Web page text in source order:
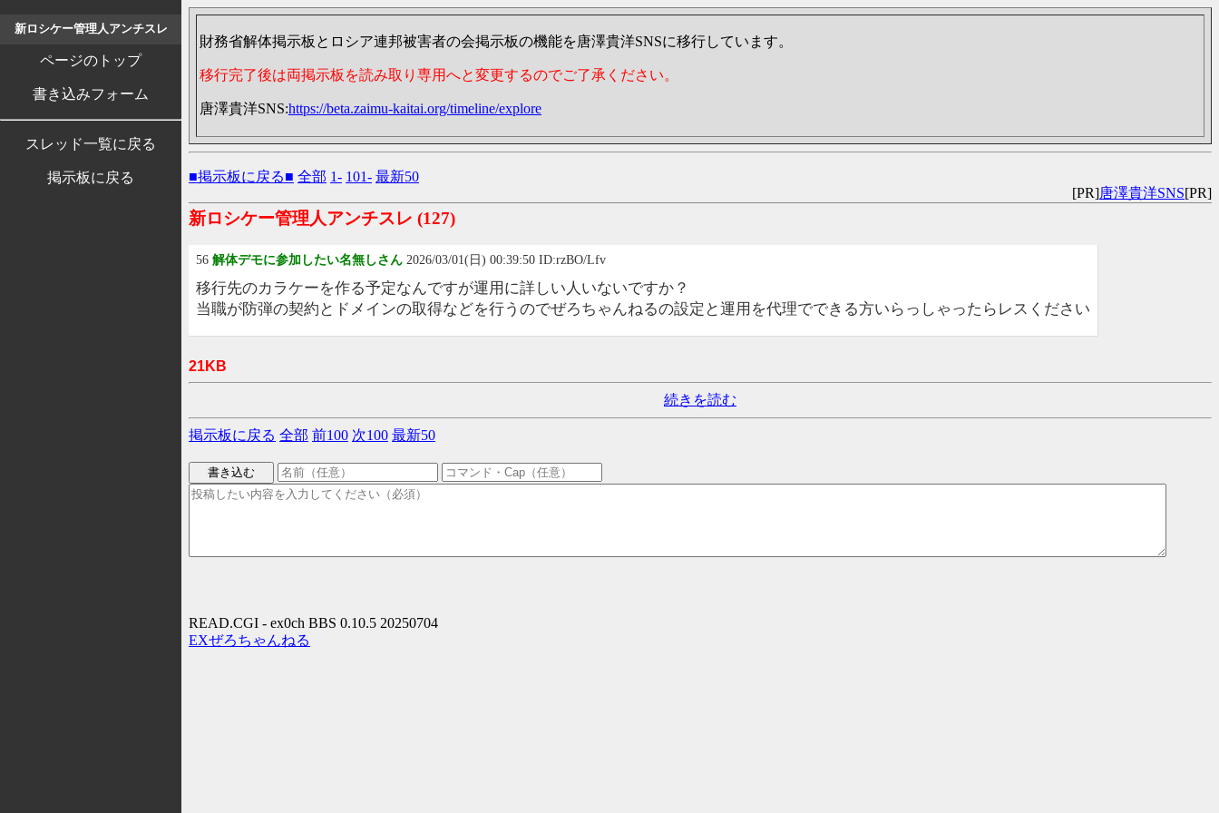
新ロシケー管理人アンチスレ
ページのトップ
書き込みフォーム
スレッド一覧に戻る
掲示板に戻る
財務省解体掲示板とロシア連邦被害者の会掲示板の機能を唐澤貴洋SNSに移行しています。
移行完了後は両掲示板を読み取り専用へと変更するのでご了承ください。
唐澤貴洋SNS:https://beta.zaimu-kaitai.org/timeline/explore
■掲示板に戻る■ 全部 1- 101- 最新50
[PR]唐澤貴洋SNS[PR]
新ロシケー管理人アンチスレ (127)
56 解体デモに参加したい名無しさん 2026/03/01(日) 00:39:50 ID:rzBO/Lfv
移行先のカラケーを作る予定なんですが運用に詳しい人いないですか？
当職が防弾の契約とドメインの取得などを行うのでぜろちゃんねるの設定と運用を代理でできる方いらっしゃったらレスください
21KB
続きを読む
掲示板に戻る 全部 前100 次100 最新50
READ.CGI - ex0ch BBS 0.10.5 20250704
EXぜろちゃんねる